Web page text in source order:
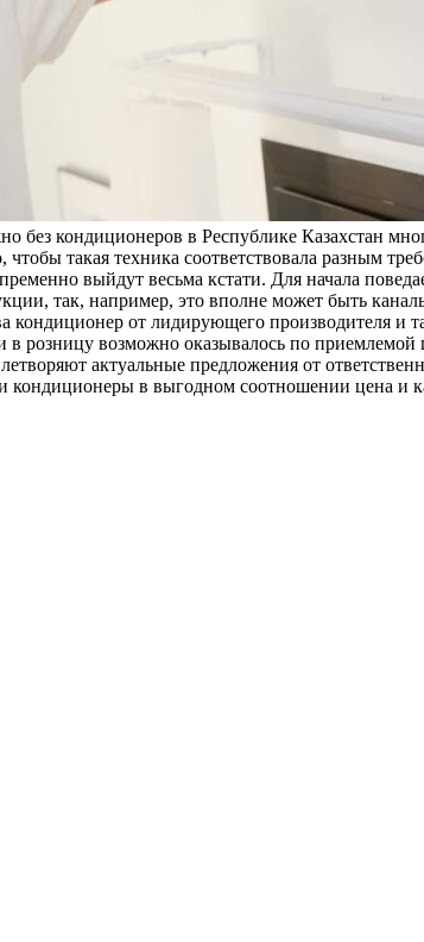
кондиционеров в Республике Казахстан
такая техника соответствовала разным
выйдут весьма кстати. Для начала
так, например, это вполне может быть
от лидирующего производителя и
розницу возможно оказывалось по
актуальные предложения от
в выгодном соотношении цена и